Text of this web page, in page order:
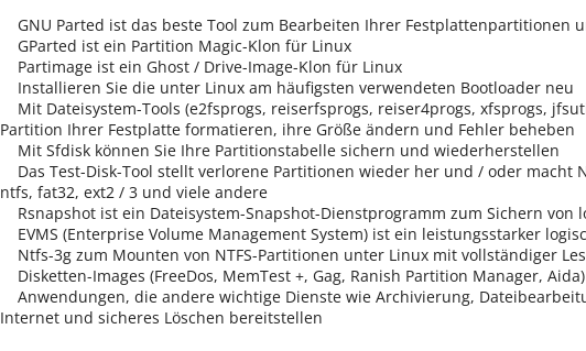
GNU Parted ist das beste Tool zum Bearbeiten Ihrer Festplattenpartitionen
GParted ist ein Partition Magic-Klon für Linux
Partimage ist ein Ghost / Drive-Image-Klon für Linux
Installieren Sie die unter Linux am häufigsten verwendeten Bootloader neu
Mit Dateisystem-Tools (e2fsprogs, reiserfsprogs, reiser4progs, xfsprogs,
Partition Ihrer Festplatte formatieren, ihre Größe ändern und Fehler beheben
Mit Sfdisk können Sie Ihre Partitionstabelle sichern und wiederherstellen
Das Test-Disk-Tool stellt verlorene Partitionen wieder her und / oder macht
ntfs, fat32, ext2 / 3 und viele andere
Rsnapshot ist ein Dateisystem-Snapshot-Dienstprogramm zum Sichern von
EVMS (Enterprise Volume Management System) ist ein leistungsstarker
Ntfs-3g zum Mounten von NTFS-Partitionen unter Linux mit vollständiger
Disketten-Images (FreeDos, MemTest +, Gag, Ranish Partition Manager, Aida)
Anwendungen, die andere wichtige Dienste wie Archivierung,
Internet und sicheres Löschen bereitstellen